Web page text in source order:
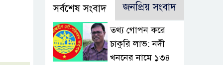
সর্বশেষ সংবাদ জনপ্রিয় সংবাদ
তথ্য গোপন করে
চাকুরি লাভ: নদী
খননের নামে ১৩৪